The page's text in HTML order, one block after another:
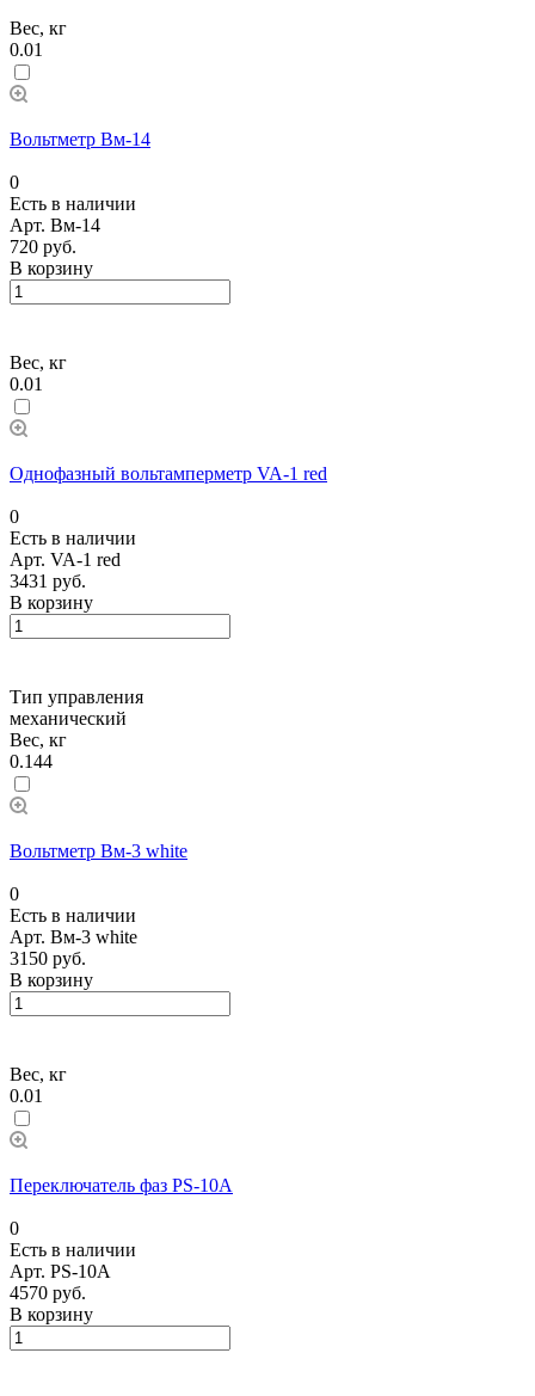
Вес, кг
0.01
Вольтметр Вм-14
0
Есть в наличии
Арт. Вм-14
720 руб.
В корзину
Вес, кг
0.01
Однофазный вольтамперметр VA-1 red
0
Есть в наличии
Арт. VA-1 red
3431 руб.
В корзину
Тип управления
механический
Вес, кг
0.144
Вольтметр Вм-3 white
0
Есть в наличии
Арт. Вм-3 white
3150 руб.
В корзину
Вес, кг
0.01
Переключатель фаз PS-10A
0
Есть в наличии
Арт. PS-10A
4570 руб.
В корзину